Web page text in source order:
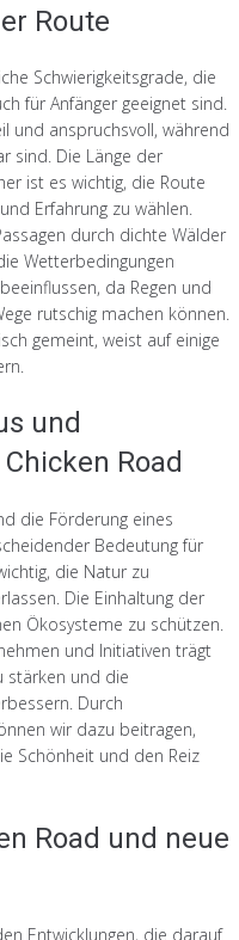
Route
Schwierigkeitsgrade, die
für Anfänger geeignet sind.
und anspruchsvoll, während
sind. Die Länge der
ist es wichtig, die Route
Erfahrung zu wählen.
durch dichte Wälder
Wetterbedingungen
da Regen und
rutschig machen können.
gemeint, weist auf einige
und
Road
die Förderung eines
Bedeutung für
die Natur zu
Die Einhaltung der
Ökosysteme zu schützen.
und Initiativen trägt
stärken und die
Durch
wir dazu beitragen,
Schönheit und den Reiz
Road und neue
Entwicklungen, die darauf